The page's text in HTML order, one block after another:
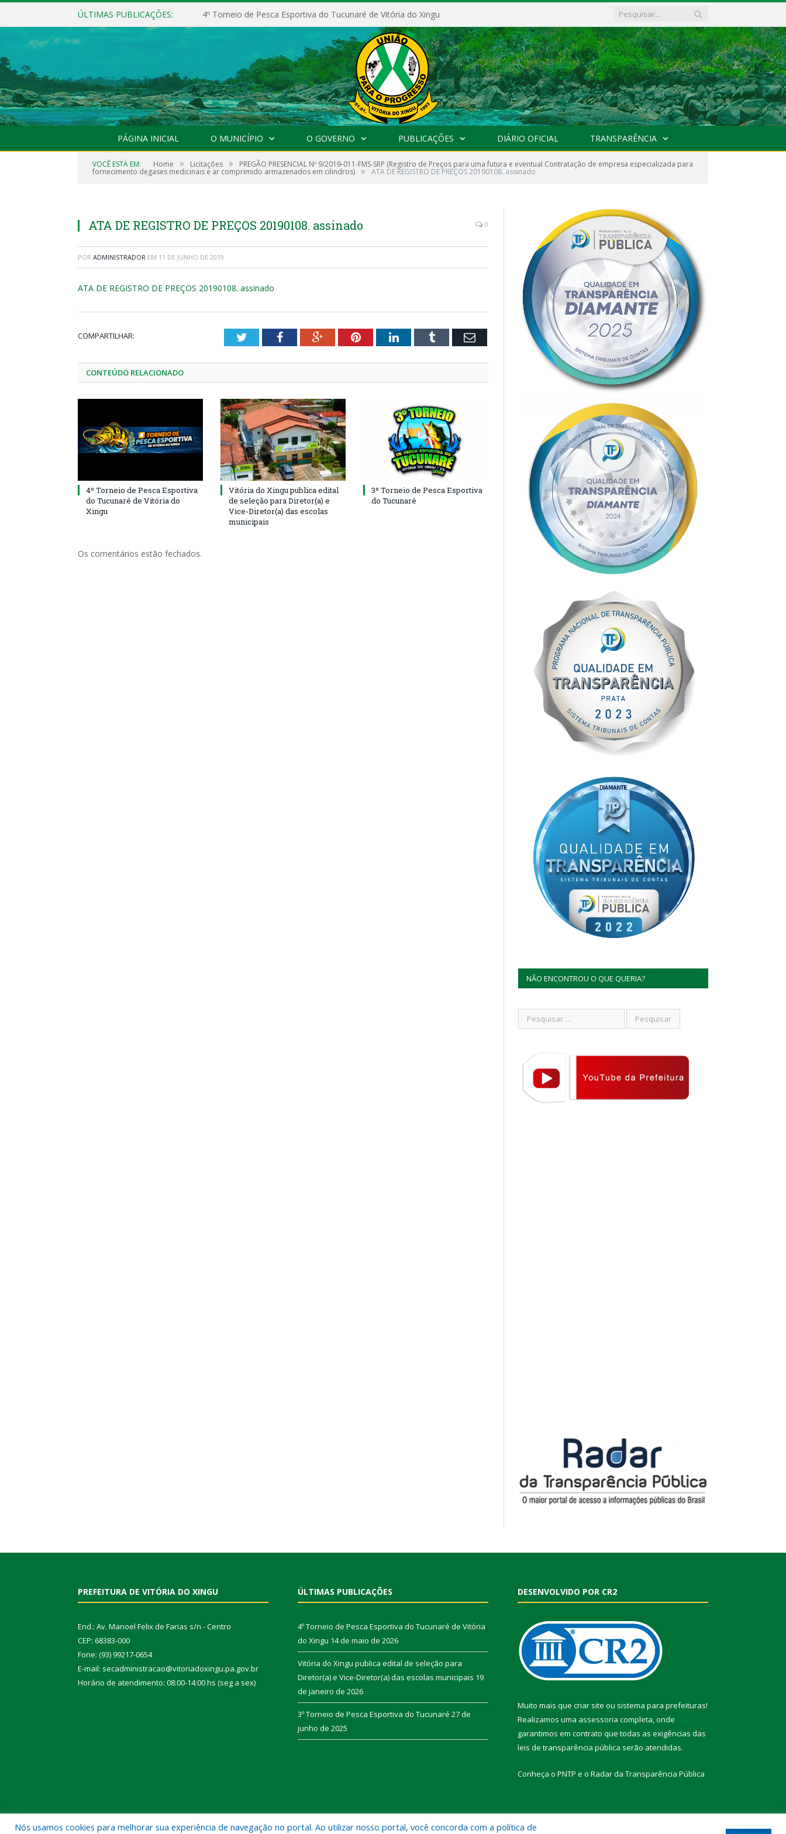
ÚLTIMAS PUBLICAÇÕES: 4º Torneio de Pesca Esportiva do Tucunaré de Vitória do Xingu
PÁGINA INICIAL O MUNICÍPIO O GOVERNO PUBLICAÇÕES DIÁRIO OFICIAL TRANSPARÊNCIA
VOCÊ ESTÁ EM: Home » Licitações » PREGÃO PRESENCIAL Nº 9/2019-011-FMS-SRP (Registro de Preços para uma futura e eventual Contratação de empresa especializada para
fornecimento degases medicinais e ar comprimido armazenados em cilindros) » ATA DE REGISTRO DE PREÇOS 20190108. assinado
ATA DE REGISTRO DE PREÇOS 20190108. assinado 0
POR ADMINISTRADOR EM 11 DE JUNHO DE 2019
ATA DE REGISTRO DE PREÇOS 20190108. assinado
COMPARTILHAR: TwitterFacebookGoogle+PinterestLinkedInTumblr Email
CONTEÚDO RELACIONADO
4º Torneio de Pesca Esportiva
do Tucunaré de Vitória do
Xingu
Vitória do Xingu publica edital
de seleção para Diretor(a) e
Vice-Diretor(a) das escolas
municipais
3º Torneio de Pesca Esportiva
do Tucunaré
Os comentários estão fechados.
NÃO ENCONTROU O QUE QUERIA?
PREFEITURA DE VITÓRIA DO XINGU
End.: Av. Manoel Felix de Farias s/n - Centro
CEP: 68383-000
Fone: (93) 99217-0654
E-mail: secadministracao@vitoriadoxingu.pa.gov.br
Horário de atendimento: 08:00-14:00 hs (seg a sex)
ÚLTIMAS PUBLICAÇÕES
4º Torneio de Pesca Esportiva do Tucunaré de Vitória
do Xingu 14 de maio de 2026
Vitória do Xingu publica edital de seleção para
Diretor(a) e Vice-Diretor(a) das escolas municipais 19
de janeiro de 2026
3º Torneio de Pesca Esportiva do Tucunaré 27 de
junho de 2025
DESENVOLVIDO POR CR2
Muito mais que criar site ou sistema para prefeituras!
Realizamos uma assessoria completa, onde
garantimos em contrato que todas as exigências das
leis de transparência pública serão atendidas.
Conheça o PNTP e o Radar da Transparência Pública
Nós usamos cookies para melhorar sua experiência de navegação no portal. Ao utilizar nosso portal, você concorda com a política de